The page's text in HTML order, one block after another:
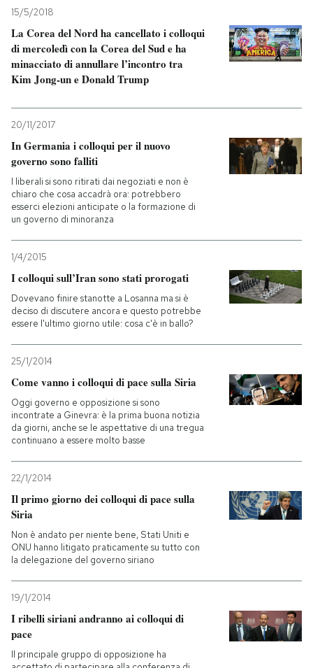
15/5/2018
La Corea del Nord ha cancellato i colloqui
di mercoledì con la Corea del Sud e ha
minacciato di annullare l’incontro tra
Kim Jong-un e Donald Trump
20/11/2017
In Germania i colloqui per il nuovo
governo sono falliti
I liberali si sono ritirati dai negoziati e non è
chiaro che cosa accadrà ora: potrebbero
esserci elezioni anticipate o la formazione di
un governo di minoranza
1/4/2015
I colloqui sull’Iran sono stati prorogati
Dovevano finire stanotte a Losanna ma si è
deciso di discutere ancora e questo potrebbe
essere l'ultimo giorno utile: cosa c'è in ballo?
25/1/2014
Come vanno i colloqui di pace sulla Siria
Oggi governo e opposizione si sono
incontrate a Ginevra: è la prima buona notizia
da giorni, anche se le aspettative di una tregua
continuano a essere molto basse
22/1/2014
Il primo giorno dei colloqui di pace sulla
Siria
Non è andato per niente bene, Stati Uniti e
ONU hanno litigato praticamente su tutto con
la delegazione del governo siriano
19/1/2014
I ribelli siriani andranno ai colloqui di
pace
Il principale gruppo di opposizione ha